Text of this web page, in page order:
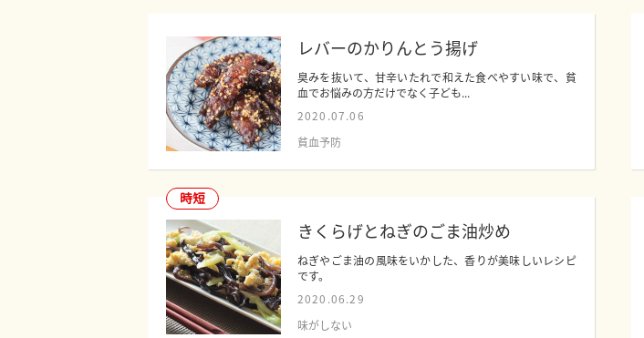
レバーのかりんとう揚げ
臭みを抜いて、甘辛いたれで和えた食べやすい味で、貧
血でお悩みの方だけでなく子ども...
2020.07.06
貧血予防
時短
きくらげとねぎのごま油炒め
ねぎやごま油の風味をいかした、香りが美味しいレシピ
です。
2020.06.29
味がしない